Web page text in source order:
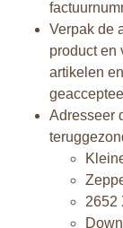
Verpak de
product en
artikelen
Adresseer
2652